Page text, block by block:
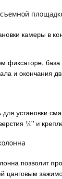
камеры в
база
и окончания
для установки
¼'' и
позволит
цанговым